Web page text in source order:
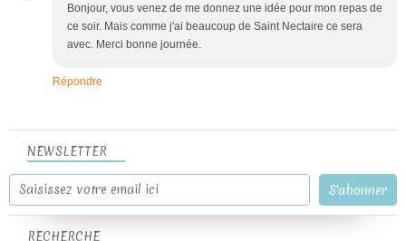
Bonjour, vous venez de me donnez une idée pour mon repas de
ce soir. Mais comme j'ai beaucoup de Saint Nectaire ce sera
avec. Merci bonne journée.
Répondre
NEWSLETTER
RECHERCHE